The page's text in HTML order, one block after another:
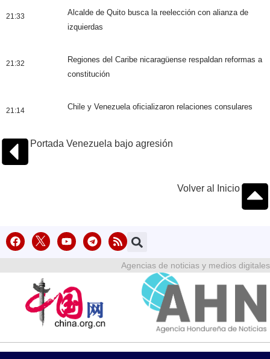
21:33
Alcalde de Quito busca la reelección con alianza de
izquierdas
21:32
Regiones del Caribe nicaragüense respaldan reformas a
constitución
21:14 Chile y Venezuela oficializaron relaciones consulares
Portada Venezuela bajo agresión
Volver al Inicio
Agencias de noticias y medios digitales